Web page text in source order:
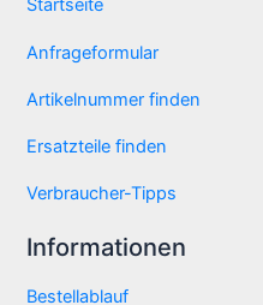
Startseite
Anfrageformular
Artikelnummer finden
Ersatzteile finden
Verbraucher-Tipps
Informationen
Bestellablauf